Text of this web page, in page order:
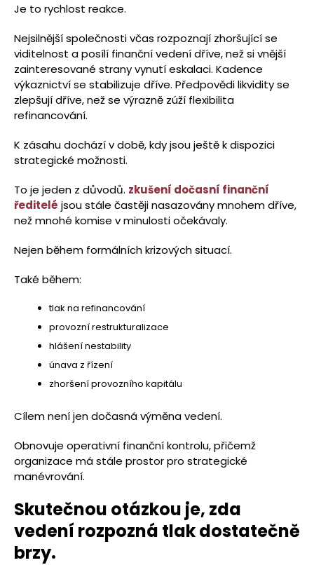
Je to rychlost reakce.
Nejsilnější společnosti včas rozpoznají zhoršující se
viditelnost a posílí finanční vedení dříve, než si vnější
zainteresované strany vynutí eskalaci. Kadence
výkaznictví se stabilizuje dříve. Předpovědi likvidity se
zlepšují dříve, než se výrazně zúží flexibilita
refinancování.
K zásahu dochází v době, kdy jsou ještě k dispozici
strategické možnosti.
To je jeden z důvodů. zkušení dočasní finanční
ředitelé jsou stále častěji nasazovány mnohem dříve,
než mnohé komise v minulosti očekávaly.
Nejen během formálních krizových situací.
Také během:
tlak na refinancování
provozní restrukturalizace
hlášení nestability
únava z řízení
zhoršení provozního kapitálu
Cílem není jen dočasná výměna vedení.
Obnovuje operativní finanční kontrolu, přičemž
organizace má stále prostor pro strategické
manévrování.
Skutečnou otázkou je, zda
vedení rozpozná tlak dostatečně
brzy.